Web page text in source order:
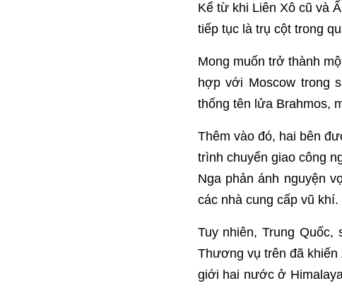
Kể từ khi Liên Xô cũ và
tiếp tục là trụ cột trong
Mong muốn trở thành
hợp với Moscow trong
thống tên lửa Brahmos,
Thêm vào đó, hai bên
trình chuyển giao công
Nga phản ánh nguyện
các nhà cung cấp vũ khí.
Tuy nhiên, Trung
Thương vụ trên đã khiến
giới hai nước ở